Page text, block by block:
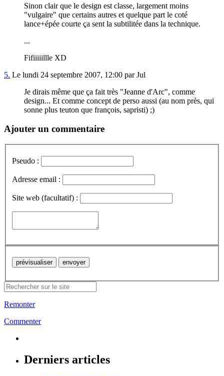
Sinon clair que le design est classe, largement moins
"vulgaire" que certains autres et quelque part le coté
lance+épée courte ça sent la subtilitée dans la technique.
...
Fifiiiiillle XD
5. Le lundi 24 septembre 2007, 12:00 par Jul
Je dirais même que ça fait très "Jeanne d'Arc", comme
design... Et comme concept de perso aussi (au nom près, qui
sonne plus teuton que françois, sapristi) ;)
Ajouter un commentaire
Pseudo :
Adresse email :
Site web (facultatif) :
Remonter
Commenter
Derniers articles